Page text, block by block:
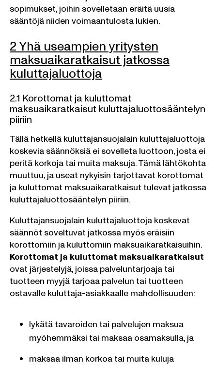
sopimukset, joihin sovelletaan eräitä uusia
sääntöjä niiden voimaantulosta lukien.
2 Yhä useampien yritysten
maksuaikaratkaisut jatkossa
kuluttajaluottoja
2.1 Korottomat ja kuluttomat
maksuaikaratkaisut kuluttajaluottosääntelyn
piiriin
Tällä hetkellä kuluttajansuojalain kuluttajaluottoja
koskevia säännöksiä ei sovelleta luottoon, josta ei
peritä korkoja tai muita maksuja. Tämä lähtökohta
muuttuu, ja useat nykyisin tarjottavat korottomat
ja kuluttomat maksuaikaratkaisut tulevat jatkossa
kuluttajaluottosääntelyn piiriin.
Kuluttajansuojalain kuluttajaluottoja koskevat
säännöt soveltuvat jatkossa myös eräisiin
korottomiin ja kuluttomiin maksuaikaratkaisuihin.
Korottomat ja kuluttomat maksuaikaratkaisut
ovat järjestelyjä, joissa palveluntarjoaja tai
tuotteen myyjä tarjoaa palvelun tai tuotteen
ostavalle kuluttaja-asiakkaalle mahdollisuuden:
lykätä tavaroiden tai palvelujen maksua
myöhemmäksi tai maksaa osamaksulla, ja
maksaa ilman korkoa tai muita kuluja